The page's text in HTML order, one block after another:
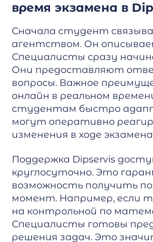
время экзамена в
Сначала студент
агентством. Он
Специалисты сразу
Они предоставляют
вопросы. Важное
онлайн в реальном
студентам быстро
могут оперативно
изменения в ходе
Поддержка Dipservis
круглосуточно. Это
возможность получить
момент. Например, если
на контрольной по
Специалисты готовы
решения задач. Это